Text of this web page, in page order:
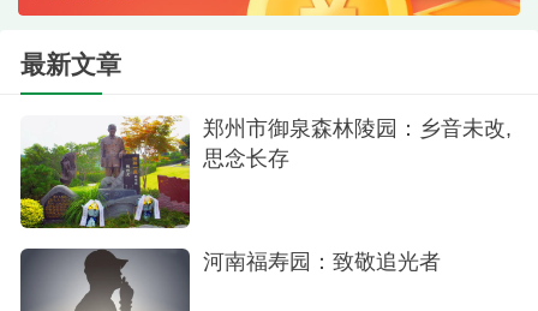
位置选定后，便是签合同、付定金或全款的环
节。陵园会提供标准化的购置合同，明确双方的权
利与义务，包括墓穴的具体位置、规格、用料、费
用明细及售后服务等。仔细阅读并签署合同后，您
可以根据约定支付定金或全款，此举标志着墓位的
正式确认。
第四步：办理购置手续——完善档案，后续
无忧
最新文章
郑州市御泉森林陵园：乡音未改,
思念长存
河南福寿园：致敬追光者